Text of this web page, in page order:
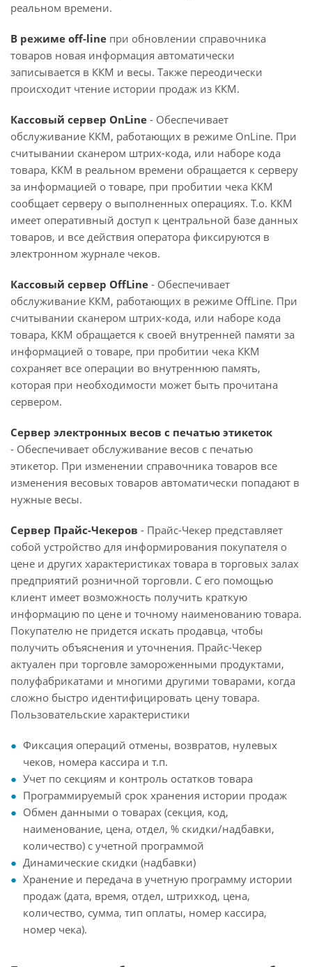
реальном времени.
В режиме off-line при обновлении справочника
товаров новая информация автоматически
записывается в ККМ и весы. Также переодически
происходит чтение истории продаж из ККМ.
Кассовый сервер OnLine - Обеспечивает
обслуживание ККМ, работающих в режиме OnLine. При
считывании сканером штрих-кода, или наборе кода
товара, ККМ в реальном времени обращается к серверу
за информацией о товаре, при пробитии чека ККМ
сообщает серверу о выполненных операциях. Т.о. ККМ
имеет оперативный доступ к центральной базе данных
товаров, и все действия оператора фиксируются в
электронном журнале чеков.
Кассовый сервер OffLine - Обеспечивает
обслуживание ККМ, работающих в режиме OffLine. При
считывании сканером штрих-кода, или наборе кода
товара, ККМ обращается к своей внутренней памяти за
информацией о товаре, при пробитии чека ККМ
сохраняет все операции во внутреннюю память,
которая при необходимости может быть прочитана
сервером.
Cервер электронных весов с печатью этикеток
- Обеспечивает обслуживание весов с печатью
этикетор. При изменении справочника товаров все
изменения весовых товаров автоматически попадают в
нужные весы.
Сервер Прайс-Чекеров - Прайс-Чекер представляет
собой устройство для информирования покупателя о
цене и других характеристиках товара в торговых залах
предприятий розничной торговли. С его помощью
клиент имеет возможность получить краткую
информацию по цене и точному наименованию товара.
Покупателю не придется искать продавца, чтобы
получить объяснения и уточнения. Прайс-Чекер
актуален при торговле замороженными продуктами,
полуфабрикатами и многими другими товарами, когда
сложно быстро идентифицировать цену товара.
Пользовательские характеристики
Фиксация операций отмены, возвратов, нулевых
чеков, номера кассира и т.п.
Учет по секциям и контроль остатков товара
Программируемый срок хранения истории продаж
Обмен данными о товарах (секция, код,
наименование, цена, отдел, % скидки/надбавки,
количество) с учетной программой
Динамические скидки (надбавки)
Хранение и передача в учетную программу истории
продаж (дата, время, отдел, штрихкод, цена,
количество, сумма, тип оплаты, номер кассира,
номер чека).